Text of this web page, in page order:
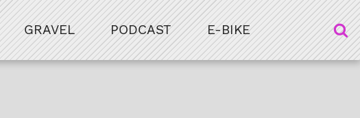
GRAVEL PODCAST E-BIKE